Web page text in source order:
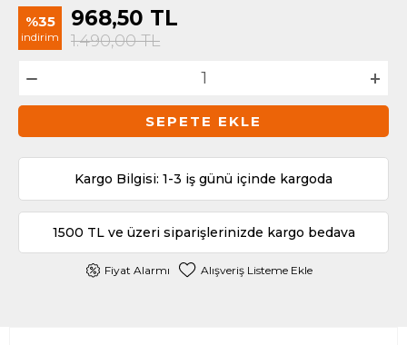
%35
indirim
968,50 TL
1.490,00TL
SEPETE EKLE
Kargo Bilgisi: 1-3 iş günü içinde kargoda
1500 TL ve üzeri siparişlerinizde kargo bedava
Fiyat Alarmı Alışveriş Listeme Ekle